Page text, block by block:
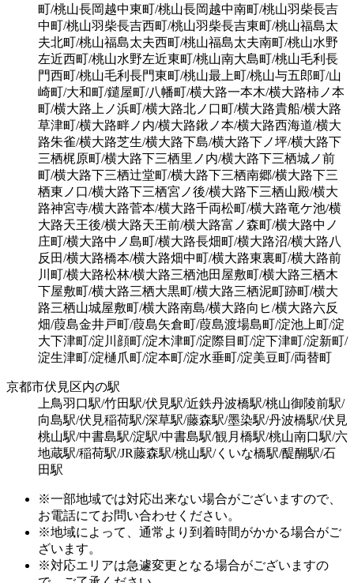
町/桃山長岡越中東町/桃山長岡越中南町/桃山羽柴長吉
中町/桃山羽柴長吉西町/桃山羽柴長吉東町/桃山福島太
夫北町/桃山福島太夫西町/桃山福島太夫南町/桃山水野
左近西町/桃山水野左近東町/桃山南大島町/桃山毛利長
門西町/桃山毛利長門東町/桃山最上町/桃山与五郎町/山
崎町/大和町/鑓屋町/八幡町/横大路一本木/横大路柿ノ本
町/横大路上ノ浜町/横大路北ノ口町/横大路貴船/横大路
草津町/横大路畔ノ内/横大路鍬ノ本/横大路西海道/横大
路朱雀/横大路芝生/横大路下島/横大路下ノ坪/横大路下
三栖梶原町/横大路下三栖里ノ内/横大路下三栖城ノ前
町/横大路下三栖辻堂町/横大路下三栖南郷/横大路下三
栖東ノ口/横大路下三栖宮ノ後/横大路下三栖山殿/横大
路神宮寺/横大路菅本/横大路千両松町/横大路竜ケ池/横
大路天王後/横大路天王前/横大路富ノ森町/横大路中ノ
庄町/横大路中ノ島町/横大路長畑町/横大路沼/横大路八
反田/横大路橋本/横大路畑中町/横大路東裏町/横大路前
川町/横大路松林/横大路三栖池田屋敷町/横大路三栖木
下屋敷町/横大路三栖大黒町/横大路三栖泥町跡町/横大
路三栖山城屋敷町/横大路南島/横大路向ヒ/横大路六反
畑/葭島金井戸町/葭島矢倉町/葭島渡場島町/淀池上町/淀
大下津町/淀川顔町/淀木津町/淀際目町/淀下津町/淀新町/
淀生津町/淀樋爪町/淀本町/淀水垂町/淀美豆町/両替町
京都市伏見区内の駅
上鳥羽口駅/竹田駅/伏見駅/近鉄丹波橋駅/桃山御陵前駅/
向島駅/伏見稲荷駅/深草駅/藤森駅/墨染駅/丹波橋駅/伏見
桃山駅/中書島駅/淀駅/中書島駅/観月橋駅/桃山南口駅/六
地蔵駅/稲荷駅/JR藤森駅/桃山駅/くいな橋駅/醍醐駅/石
田駅
※一部地域では対応出来ない場合がございますので、
お電話にてお問い合わせください。
※地域によって、通常より到着時間がかかる場合がご
ざいます。
※対応エリアは急遽変更となる場合がございますの